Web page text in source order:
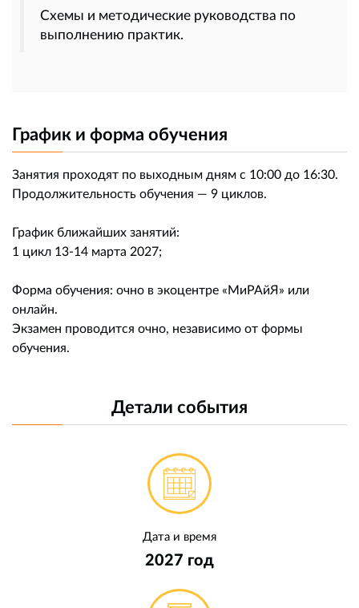
Схемы и методические руководства по
выполнению практик.
График и форма обучения
Занятия проходят по выходным дням с 10:00 до 16:30.
Продолжительность обучения — 9 циклов.
График ближайших занятий:
1 цикл 13-14 марта 2027;
Форма обучения: очно в экоцентре «МиРАйЯ» или
онлайн.
Экзамен проводится очно, независимо от формы
обучения.
Детали события
Дата и время
2027 год